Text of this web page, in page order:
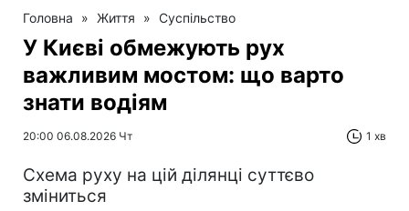
Головна » Життя » Суспільство
У Києві обмежують рух
важливим мостом: що варто
знати водіям
20:00 06.08.2026 Чт 1 хв
Схема руху на цій ділянці суттєво
зміниться